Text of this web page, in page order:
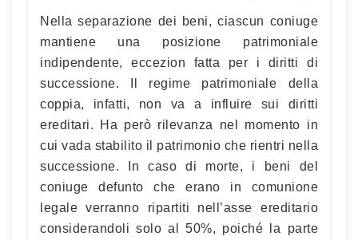
Nella separazione dei beni, ciascun coniuge
mantiene una posizione patrimoniale
indipendente, eccezion fatta per i diritti di
successione. Il regime patrimoniale della
coppia, infatti, non va a influire sui diritti
ereditari. Ha però rilevanza nel momento in
cui vada stabilito il patrimonio che rientri nella
successione. In caso di morte, i beni del
coniuge defunto che erano in comunione
legale verranno ripartiti nell’asse ereditario
considerandoli solo al 50%, poiché la parte